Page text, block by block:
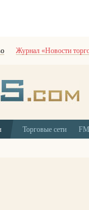
Журнал «Новости
Торговые сети